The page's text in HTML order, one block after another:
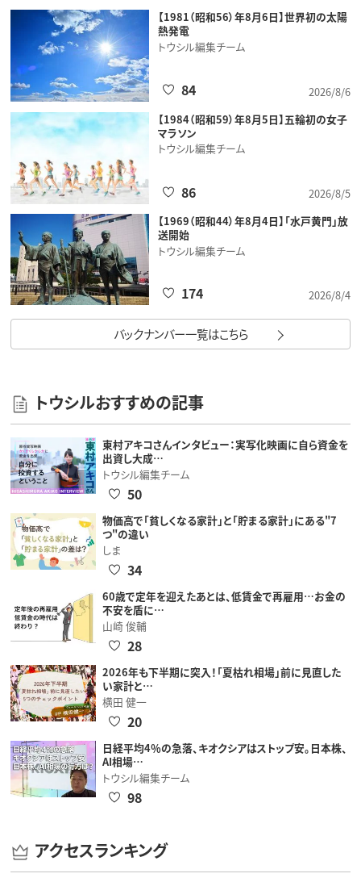
【1981（昭和56）年8月6日】世界初の太陽
熱発電
トウシル編集チーム
2026/8/6
84
【1984（昭和59）年8月5日】五輪初の女子
マラソン
トウシル編集チーム
2026/8/5
86
【1969（昭和44）年8月4日】「水戸黄門」放
送開始
トウシル編集チーム
2026/8/4
174
バックナンバー一覧はこちら
トウシルおすすめの記事
東村アキコさんインタビュー：実写化映画に自ら資金を
出資し大成…
トウシル編集チーム
50
物価高で「貧しくなる家計」と「貯まる家計」にある"7
つ"の違い
しま
34
60歳で定年を迎えたあとは、低賃金で再雇用…お金の
不安を盾に…
山崎 俊輔
28
2026年も下半期に突入！「夏枯れ相場」前に見直した
い家計と…
横田 健一
20
日経平均4％の急落、キオクシアはストップ安。日本株、
AI相場…
トウシル編集チーム
98
アクセスランキング